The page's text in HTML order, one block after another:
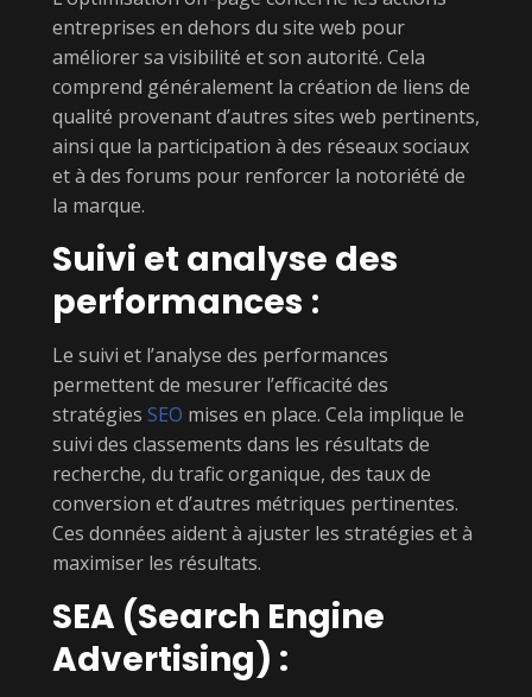
entreprises en dehors du site web pour
améliorer sa visibilité et son autorité. Cela
comprend généralement la création de liens de
qualité provenant d’autres sites web pertinents,
ainsi que la participation à des réseaux sociaux
et à des forums pour renforcer la notoriété de
la marque.
Suivi et analyse des
performances :
Le suivi et l’analyse des performances
permettent de mesurer l’efficacité des
stratégies SEO mises en place. Cela implique le
suivi des classements dans les résultats de
recherche, du trafic organique, des taux de
conversion et d’autres métriques pertinentes.
Ces données aident à ajuster les stratégies et à
maximiser les résultats.
SEA (Search Engine
Advertising) :